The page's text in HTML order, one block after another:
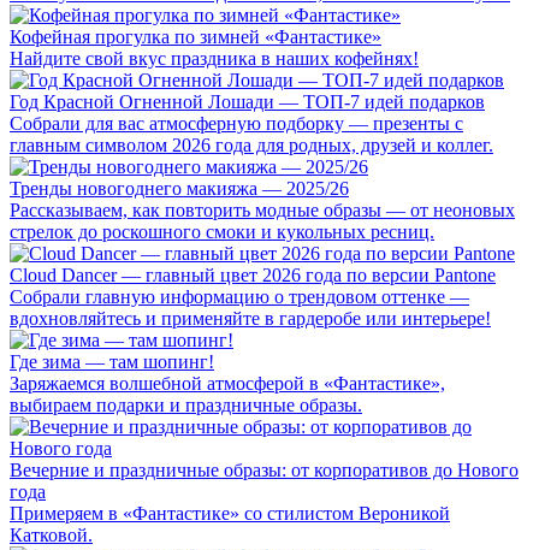
Кофейная прогулка по зимней «Фантастике»
Найдите свой вкус праздника в наших кофейнях!
Год Красной Огненной Лошади — ТОП-7 идей подарков
Собрали для вас атмосферную подборку — презенты с
главным символом 2026 года для родных, друзей и коллег.
Тренды новогоднего макияжа — 2025/26
Рассказываем, как повторить модные образы — от неоновых
стрелок до роскошного смоки и кукольных ресниц.
Cloud Dancer — главный цвет 2026 года по версии Pantone
Собрали главную информацию о трендовом оттенке —
вдохновляйтесь и применяйте в гардеробе или интерьере!
Где зима — там шопинг!
Заряжаемся волшебной атмосферой в «Фантастике»,
выбираем подарки и праздничные образы.
Вечерние и праздничные образы: от корпоративов до Нового
года
Примеряем в «Фантастике» со стилистом Вероникой
Катковой.